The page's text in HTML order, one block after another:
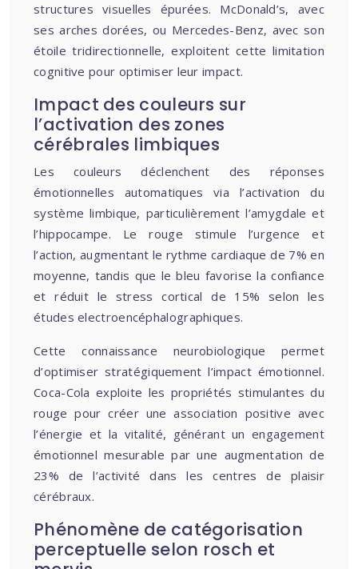
structures visuelles épurées. McDonald’s, avec
ses arches dorées, ou Mercedes-Benz, avec son
étoile tridirectionnelle, exploitent cette limitation
cognitive pour optimiser leur impact.
Impact des couleurs sur
l’activation des zones
cérébrales limbiques
Les couleurs déclenchent des réponses
émotionnelles automatiques via l’activation du
système limbique, particulièrement l’amygdale et
l’hippocampe. Le rouge stimule l’urgence et
l’action, augmentant le rythme cardiaque de 7% en
moyenne, tandis que le bleu favorise la confiance
et réduit le stress cortical de 15% selon les
études electroencéphalographiques.
Cette connaissance neurobiologique permet
d’optimiser stratégiquement l’impact émotionnel.
Coca-Cola exploite les propriétés stimulantes du
rouge pour créer une association positive avec
l’énergie et la vitalité, générant un engagement
émotionnel mesurable par une augmentation de
23% de l’activité dans les centres de plaisir
cérébraux.
Phénomène de catégorisation
perceptuelle selon rosch et